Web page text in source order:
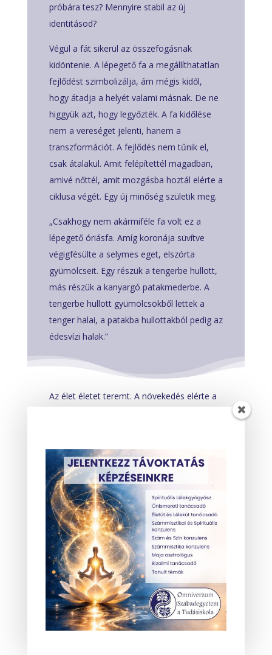
próbára tesz? Mennyire stabil az új
identitásod?
Végül a fát sikerül az összefogásnak
kidöntenie. A lépegető fa a megállíthatatlan
fejlődést szimbolizálja, ám mégis kidől,
hogy átadja a helyét valami másnak. De ne
higgyük azt, hogy legyőzték. A fa kidőlése
nem a vereséget jelenti, hanem a
transzformációt. A fejlődés nem tűnik el,
csak átalakul. Amit felépítettél magadban,
amivé nőttél, amit mozgásba hoztál elérte a
ciklusa végét. Egy új minőség születik meg.
„Csakhogy nem akármiféle fa volt ez a
lépegető óriásfa. Amíg koronája süvítve
végigfésülte a selymes eget, elszórta
gyümölcseit. Egy részük a tengerbe hullott,
más részük a kanyargó patakmederbe. A
tengerbe hullott gyümölcsökből lettek a
tenger halai, a patakba hullottakból pedig az
édesvízi halak.”
Az élet életet teremt. A növekedés elérte a
transzformáció azt mutatja meg, hogy nem
ragaszkodunk a fejlődés régi formáihoz és
készen állunk továbbmenni, akkor is, ha a
korábbi identitásunkat (a fa) elvesztettük. A
régi önmagunk elengedésével, meg kell
halnia annak, amik voltunk, hogy az új
minőségünk megszülethessen. Akkor dől ki
a fa, amikor nem fejleszthető tovább ebben
a formában. A Vízöntő-korszak fő motívuma
is ez: a régi struktúrák lebomlása,
szabadság, szabad áramlás, technológia